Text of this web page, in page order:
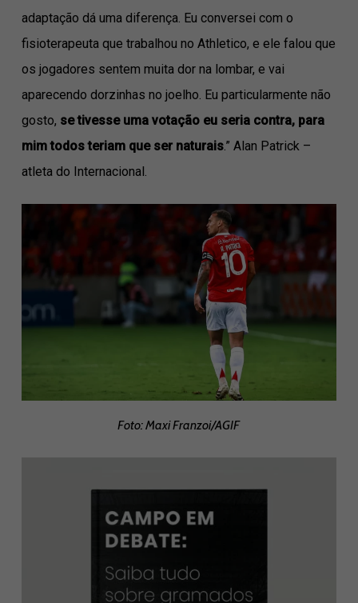
adaptação dá uma diferença. Eu conversei com o
fisioterapeuta que trabalhou no Athletico, e ele falou que
os jogadores sentem muita dor na lombar, e vai
aparecendo dorzinhas no joelho. Eu particularmente não
gosto, se tivesse uma votação eu seria contra, para
mim todos teriam que ser naturais.” Alan Patrick –
atleta do Internacional.
Foto: Maxi Franzoi/AGIF